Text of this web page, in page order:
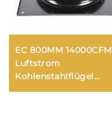
EC 800MM 14000CFM
Luftstrom
Kohlenstahlflügel